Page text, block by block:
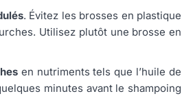
. Évitez les brosses en plastique
Utilisez plutôt une brosse en
en nutriments tels que l’huile de
minutes avant le shampoing